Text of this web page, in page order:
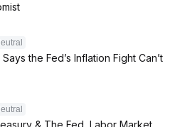
the Fed’s Inflation Fight Can’t
& The Fed, Labor Market,